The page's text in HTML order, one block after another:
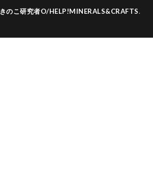
きのこ研究者O/HELP!MINERALS&CRAFTS.